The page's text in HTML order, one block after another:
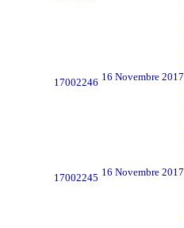
17002246 16 Novembre 2017
17002245 16 Novembre 2017